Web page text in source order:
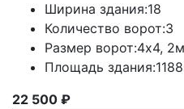
Ширина здания:18
Количество ворот:3
Размер ворот:4х4, 2м
Площадь здания:
22 500 ₽